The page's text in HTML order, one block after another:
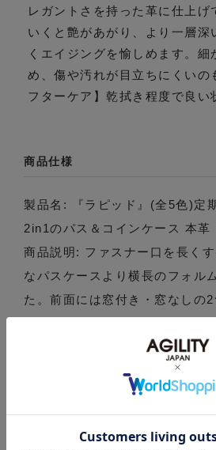
レガントさを持った革に仕上げ
いくと艶があがり、より一層深
くエイジングを愉しめます。細
め、傷や汚れが目立ちにくいの
フターケア】乾拭き程度で良い
商品仕様
製品名: 『ラピッド』(全5色)定
2in1のパス＆コインケース 本革
商品説明: ファスナー口を長く
なパスケースより横長のフォル
た。前面には窓付き・窓なしの
ード等、外から印字が確認でき
す。背面側には、片マチ付きの
があります。マチが広がるので
入れたり、予備の鍵を収納する
スナーのスライダーには、開閉